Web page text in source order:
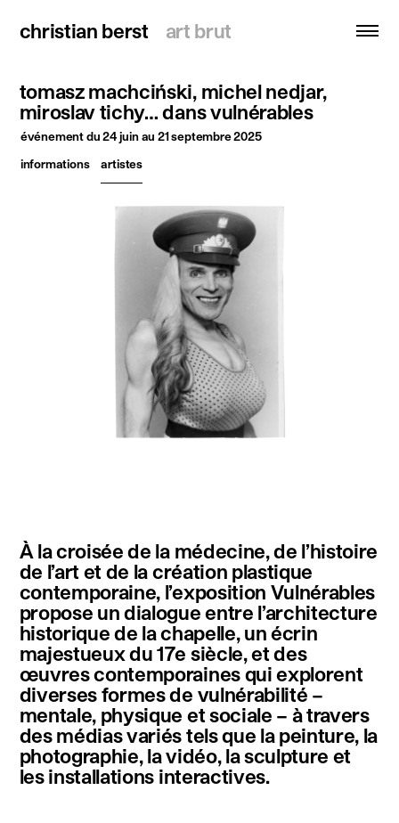
christian berst art brut
christian berst art brut
recherche
accueil
artistes
français english
tomasz machciński, michel nedjar,
miroslav tichy… dans vulnérables
événementdu 24 juin au 21 septembre 2025
informations
artistes
À la croisée de la médecine, de l’histoire
de l’art et de la création plastique
contemporaine, l’exposition Vulnérables
propose un dialogue entre l’architecture
historique de la chapelle, un écrin
majestueux du 17e siècle, et des
œuvres contemporaines qui explorent
diverses formes de vulnérabilité –
mentale, physique et sociale – à travers
des médias variés tels que la peinture, la
photographie, la vidéo, la sculpture et
les installations interactives.